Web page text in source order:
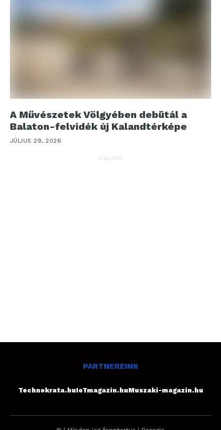
A Művészetek Völgyében debütál a
Balaton-felvidék új Kalandtérképe
JÚLIUS 29, 2026
HIRDETÉS
PARTNEREINK
Technokrata.huIoTmagazin.huMuszaki-magazin.hu